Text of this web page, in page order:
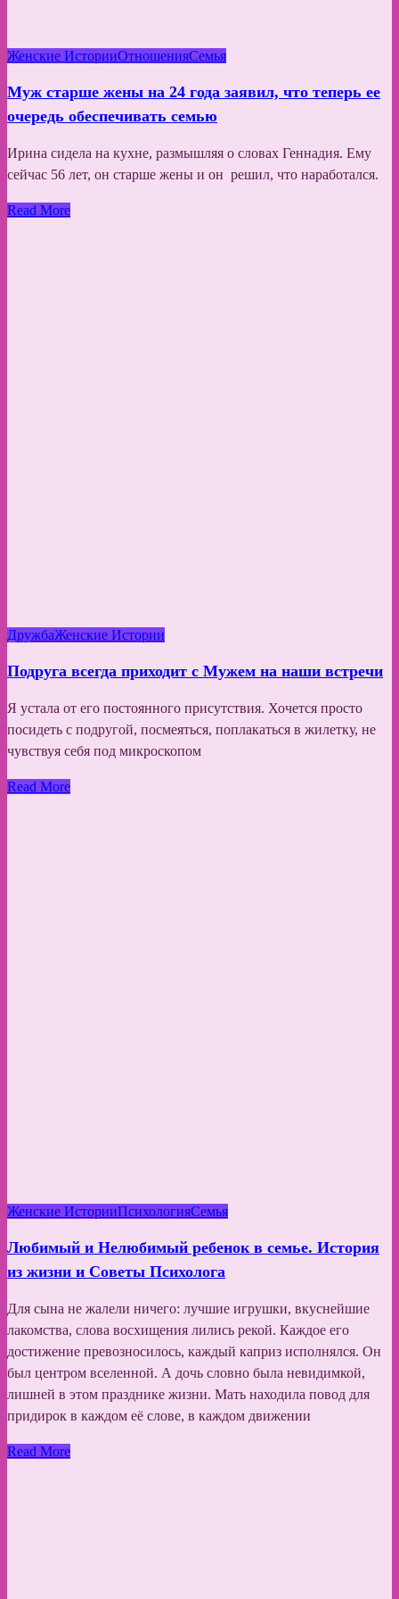
Женские ИсторииОтношенияСемья
Муж старше жены на 24 года заявил, что теперь ее
очередь обеспечивать семью
Ирина сидела на кухне, размышляя о словах Геннадия. Ему
сейчас 56 лет, он старше жены и он решил, что наработался.
Read More
ДружбаЖенские Истории
Подруга всегда приходит с Мужем на наши встречи
Я устала от его постоянного присутствия. Хочется просто
посидеть с подругой, посмеяться, поплакаться в жилетку, не
чувствуя себя под микроскопом
Read More
Женские ИсторииПсихологияСемья
Любимый и Нелюбимый ребенок в семье. История
из жизни и Советы Психолога
Для сына не жалели ничего: лучшие игрушки, вкуснейшие
лакомства, слова восхищения лились рекой. Каждое его
достижение превозносилось, каждый каприз исполнялся. Он
был центром вселенной. А дочь словно была невидимкой,
лишней в этом празднике жизни. Мать находила повод для
придирок в каждом её слове, в каждом движении
Read More